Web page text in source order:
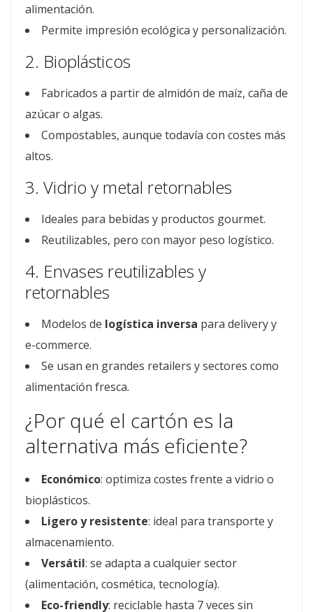
alimentación.
Permite impresión ecológica y personalización.
2. Bioplásticos
Fabricados a partir de almidón de maíz, caña de
azúcar o algas.
Compostables, aunque todavía con costes más
altos.
3. Vidrio y metal retornables
Ideales para bebidas y productos gourmet.
Reutilizables, pero con mayor peso logístico.
4. Envases reutilizables y
retornables
Modelos de logística inversa para delivery y
e-commerce.
Se usan en grandes retailers y sectores como
alimentación fresca.
¿Por qué el cartón es la
alternativa más eficiente?
Económico: optimiza costes frente a vidrio o
bioplásticos.
Ligero y resistente: ideal para transporte y
almacenamiento.
Versátil: se adapta a cualquier sector
(alimentación, cosmética, tecnología).
Eco-friendly: reciclable hasta 7 veces sin